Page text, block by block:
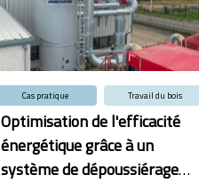
Cas pratique Travail du bois
Optimisation de l'efficacité
énergétique grâce à un
système de dépoussiérage